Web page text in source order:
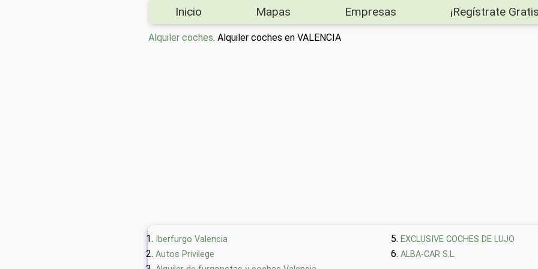
Inicio Mapas Empresas ¡Regístrate
Alquiler coches. Alquiler coches en VALENCIA
Iberfurgo Valencia
Autos Privilege
EXCLUSIVE COCHES DE LUJO
ALBA-CAR S.L.